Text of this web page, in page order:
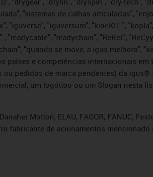
"sistemas de calhas articuladas",
"iguverse", "iguversum", "kineKIT ",
"readychain", "ReBeL",
"quando se move, a igus melhora",
países e competências internacionais em
pedidos de marca pendentes) da igus®
um logótipo ou um Slogan nesta
Motion, ELAU, FAGOR, FANUC,
fabricante de acionamentos mencionado